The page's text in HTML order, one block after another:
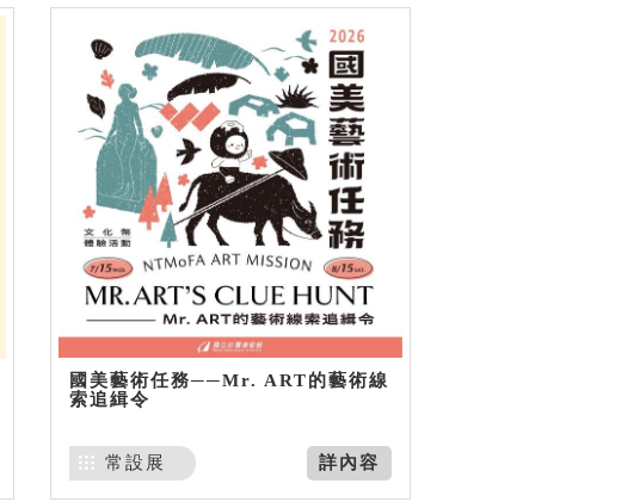
國美藝術任務──Mr. ART的藝術線
索追緝令
詳內容
常設展